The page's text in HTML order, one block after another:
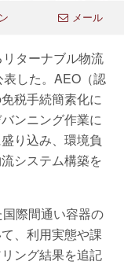
メール
ターナブル物流
した。AEO（認
税手続簡素化に
ンニング作業に
り込み、環境負
システム構築を
際間通い容器の
、利用実態や課
ング結果を追記